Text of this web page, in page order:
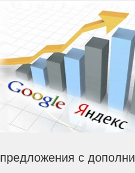
предложения с